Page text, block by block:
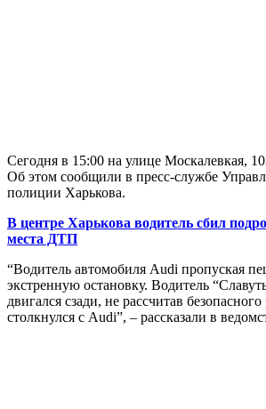
Сегодня в 15:00 на улице Москалевкая,
Об этом сообщили в пресс-службе
полиции Харькова.
В центре Харькова водитель сбил
места ДТП
“Водитель автомобиля Audi пропуская
экстренную остановку. Водитель
двигался сзади, не рассчитав безопасного
столкнулся с Audi”, – рассказали в